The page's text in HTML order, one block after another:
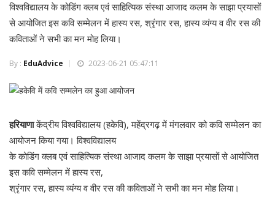
विश्वविद्यालय के कोडिंग क्लब एवं साहित्यिक संस्था आजाद कलम के साझा प्रयासों
से आयोजित इस कवि सम्मेलन में हास्य रस, श्रृंगार रस, हास्य व्यंग्य व वीर रस की
कविताओं ने सभी का मन मोह लिया।
By : EduAdvice 2023-06-21 05:47:11
हरियाणाकेंद्रीय विश्वविद्यालय (हकेवि), महेंद्रगढ़ में मंगलवार को कवि सम्मेलन का
आयोजन किया गया। विश्वविद्यालय
के कोडिंग क्लब एवं साहित्यिक संस्था आजाद कलम के साझा प्रयासों से आयोजित
इस कवि सम्मेलन में हास्य रस,
श्रृंगार रस, हास्य व्यंग्य व वीर रस की कविताओं ने सभी का मन मोह लिया।